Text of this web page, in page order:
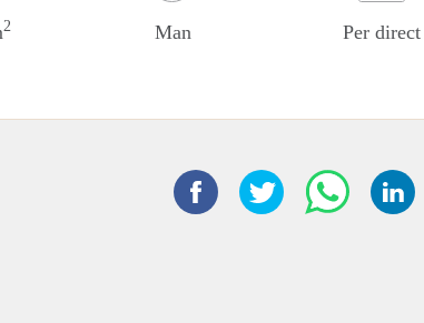
2 Man Per direct